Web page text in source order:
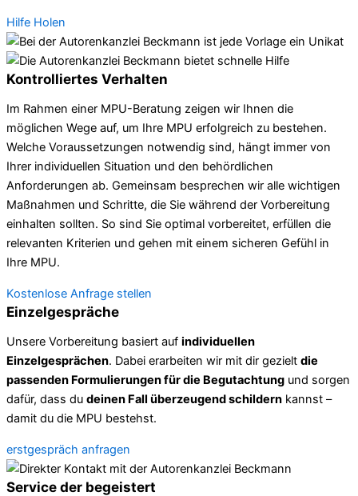
Hilfe Holen
Kontrolliertes Verhalten
Im Rahmen einer MPU-Beratung zeigen wir Ihnen die
möglichen Wege auf, um Ihre MPU erfolgreich zu bestehen.
Welche Voraussetzungen notwendig sind, hängt immer von
Ihrer individuellen Situation und den behördlichen
Anforderungen ab. Gemeinsam besprechen wir alle wichtigen
Maßnahmen und Schritte, die Sie während der Vorbereitung
einhalten sollten. So sind Sie optimal vorbereitet, erfüllen die
relevanten Kriterien und gehen mit einem sicheren Gefühl in
Ihre MPU.
Kostenlose Anfrage stellen
Einzelgespräche
Unsere Vorbereitung basiert auf individuellen
Einzelgesprächen. Dabei erarbeiten wir mit dir gezielt die
passenden Formulierungen für die Begutachtung und sorgen
dafür, dass du deinen Fall überzeugend schildern kannst –
damit du die MPU bestehst.
erstgespräch anfragen
Service der begeistert